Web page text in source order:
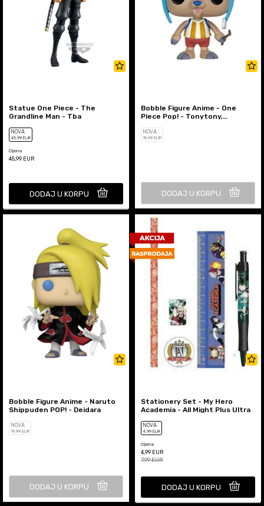
Statue One Piece - The
Grandline Man - Tba
NOVA
45,99 EUR
Cijena
45,99 EUR
DODAJ U KORPU
Bobble Figure Anime - One
Piece Pop! - Tonytony,
NOVA
19,99 EUR
DODAJ U KORPU
Bobble Figure Anime - Naruto
Shippuden POP! - Deidara
NOVA
19,99 EUR
DODAJ U KORPU
Stationery Set - My Hero
Academia - All Might Plus Ultra
NOVA
4,99 EUR
Cijena
4,99 EUR
7,99EUR
DODAJ U KORPU